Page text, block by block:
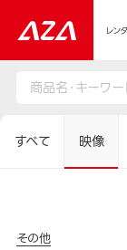
レン
すべて 映像
その他